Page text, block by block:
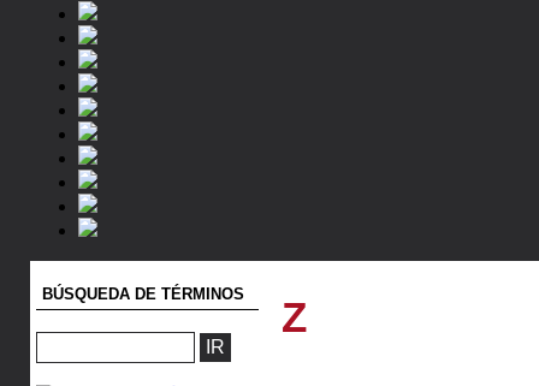
BÚSQUEDA DE TÉRMINOS Z